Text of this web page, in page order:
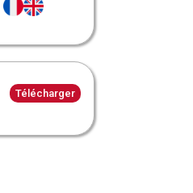
Télécharger